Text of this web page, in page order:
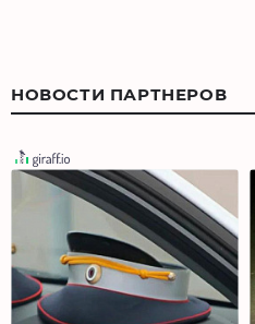
НОВОСТИ ПАРТНЕРОВ